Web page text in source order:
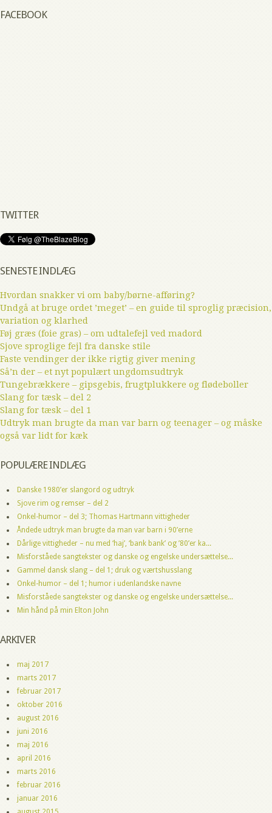
FACEBOOK
TWITTER
SENESTE INDLÆG
Hvordan snakker vi om baby/børne-afføring?
Undgå at bruge ordet ’meget’ – en guide til sproglig præcision,
variation og klarhed
Føj græs (foie gras) – om udtalefejl ved madord
Sjove sproglige fejl fra danske stile
Faste vendinger der ikke rigtig giver mening
Så’n der – et nyt populært ungdomsudtryk
Tungebrækkere – gipsgebis, frugtplukkere og flødeboller
Slang for tæsk – del 2
Slang for tæsk – del 1
Udtryk man brugte da man var barn og teenager – og måske
også var lidt for kæk
POPULÆRE INDLÆG
Danske 1980’er slangord og udtryk
Sjove rim og remser – del 2
Onkel-humor – del 3; Thomas Hartmann vittigheder
Åndede udtryk man brugte da man var barn i 90’erne
Dårlige vittigheder – nu med ‘haj’, ‘bank bank’ og ’80’er ka...
Misforståede sangtekster og danske og engelske undersættelse...
Gammel dansk slang – del 1; druk og værtshusslang
Onkel-humor – del 1; humor i udenlandske navne
Misforståede sangtekster og danske og engelske undersættelse...
Min hånd på min Elton John
ARKIVER
maj 2017
marts 2017
februar 2017
oktober 2016
august 2016
juni 2016
maj 2016
april 2016
marts 2016
februar 2016
januar 2016